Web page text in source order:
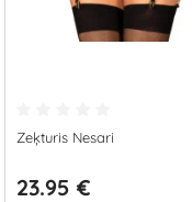
Zeķturis Nesari
23.95 €